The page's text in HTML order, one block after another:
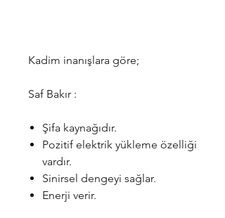
Kadim inanışlara göre;
Saf Bakır :
Şifa kaynağıdır.
Pozitif elektrik yükleme özelliği
vardır.
Sinirsel dengeyi sağlar.
Enerji verir.